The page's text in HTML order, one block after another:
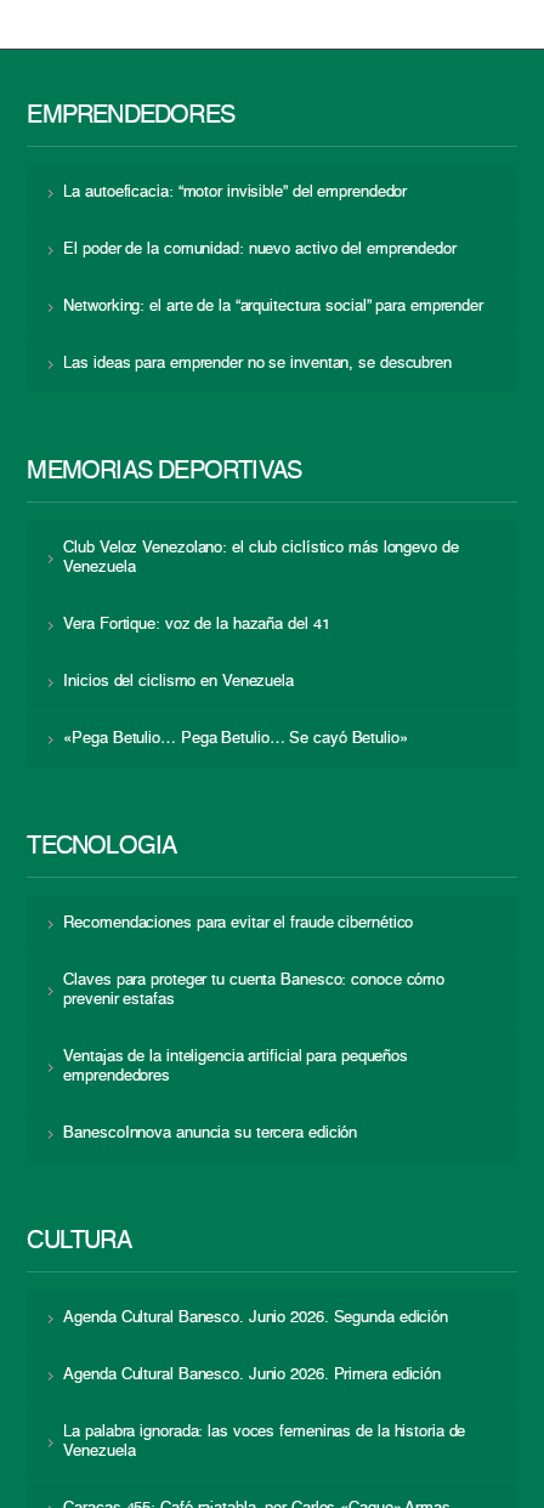
EMPRENDEDORES
La autoeficacia: “motor invisible” del emprendedor
El poder de la comunidad: nuevo activo del emprendedor
Networking: el arte de la “arquitectura social” para emprender
Las ideas para emprender no se inventan, se descubren
MEMORIAS DEPORTIVAS
Club Veloz Venezolano: el club ciclístico más longevo de
Venezuela
Vera Fortique: voz de la hazaña del 41
Inicios del ciclismo en Venezuela
«Pega Betulio… Pega Betulio… Se cayó Betulio»
TECNOLOGÍA
Recomendaciones para evitar el fraude cibernético
Claves para proteger tu cuenta Banesco: conoce cómo
prevenir estafas
Ventajas de la inteligencia artificial para pequeños
emprendedores
BanescoInnova anuncia su tercera edición
CULTURA
Agenda Cultural Banesco. Junio 2026. Segunda edición
Agenda Cultural Banesco. Junio 2026. Primera edición
La palabra ignorada: las voces femeninas de la historia de
Venezuela